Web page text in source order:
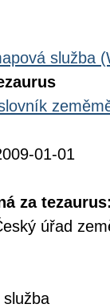
služba
01-01
za
úřad